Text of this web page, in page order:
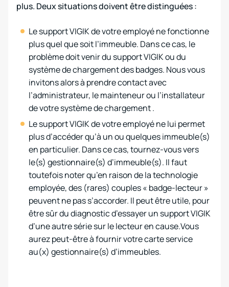
plus. Deux situations doivent être distinguées :
Le support VIGIK de votre employé ne fonctionne
plus quel que soit l’immeuble. Dans ce cas, le
problème doit venir du support VIGIK ou du
système de chargement des badges. Nous vous
invitons alors à prendre contact avec
l’administrateur, le mainteneur ou l’installateur
de votre système de chargement .
Le support VIGIK de votre employé ne lui permet
plus d’accéder qu’à un ou quelques immeuble(s)
en particulier. Dans ce cas, tournez-vous vers
le(s) gestionnaire(s) d’immeuble(s). Il faut
toutefois noter qu’en raison de la technologie
employée, des (rares) couples « badge-lecteur »
peuvent ne pas s’accorder. Il peut être utile, pour
être sûr du diagnostic d’essayer un support VIGIK
d’une autre série sur le lecteur en cause.Vous
aurez peut-être à fournir votre carte service
au(x) gestionnaire(s) d’immeubles.